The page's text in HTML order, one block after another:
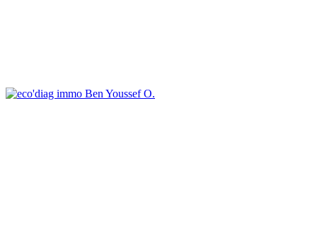
Ben Youssef O.